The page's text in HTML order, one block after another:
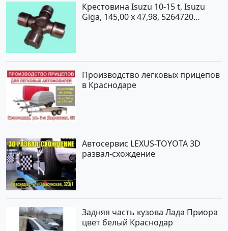
Крестовина Isuzu 10-15 t, Isuzu
Giga, 145,00 x 47,98, 5264720
Производство легковых прицепов
в Краснодаре
Автосервис LEXUS-TOYOTA 3D
развал-схождение
Задняя часть кузова Лада Приора
цвет белый Краснодар